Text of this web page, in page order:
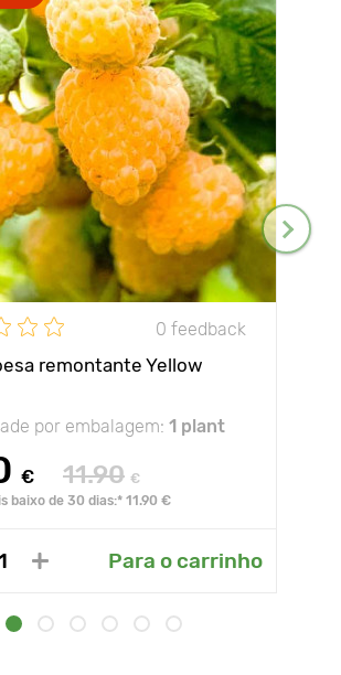
0 feedback
remontante Yellow
por embalagem: 1 plant
€ 11.90 €
baixo de 30 dias:* 11.90 €
Para o carrinho